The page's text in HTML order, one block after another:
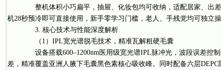
整机体积小巧扁平，抽屉、化妆包均可收纳，适配居家、出
机28秒预冷即可直接使用，新手零学习门槛，老人、手残党均可独立
3. 核心技术与性能深度解析
（1）IPL宽光谱脱毛技术，精准瓦解粗硬毛囊
设备搭载600–1200nm医用级宽光谱IPL脉冲光，波段误差控制
差，精准覆盖亚洲人腋下毛囊黑色素核心吸收峰。同时配备六层